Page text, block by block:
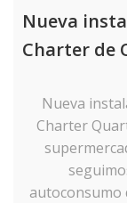
Nueva
Charter de
Nueva
Charter
autoconsumo